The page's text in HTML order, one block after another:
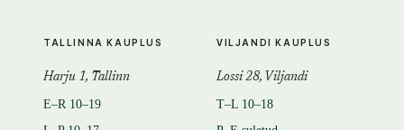
TALLINNA KAUPLUS
Harju 1, Tallinn
E–R 10–19
VILJANDI KAUPLUS
Lossi 28, Viljandi
T–L 10–18